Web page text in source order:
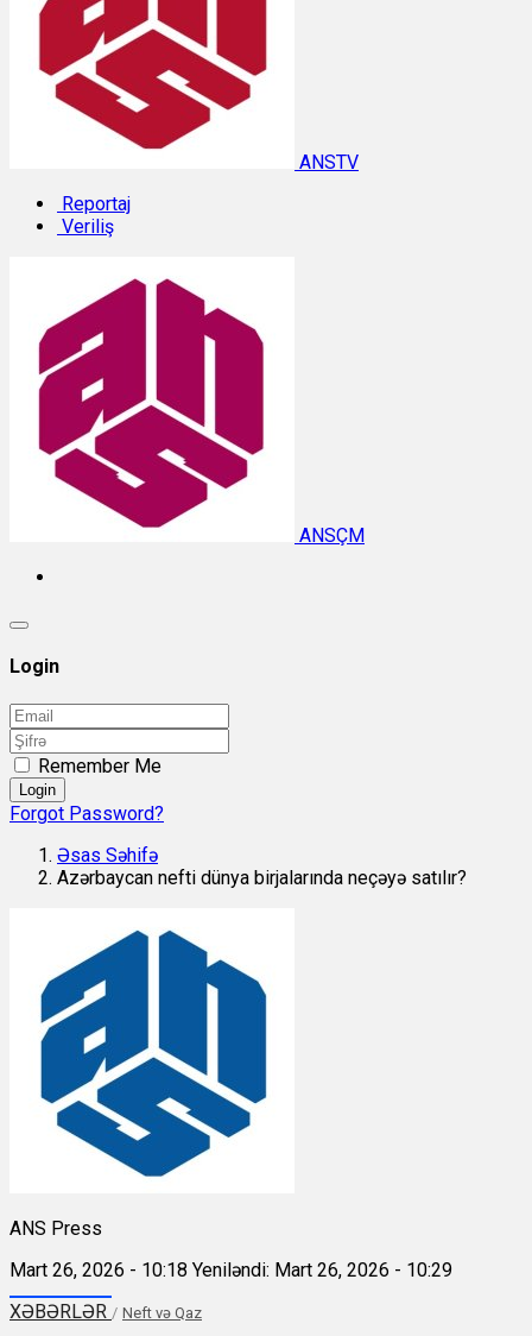
ANSTV
Reportaj
Veriliş
ANSÇM
Login
Remember Me
Login
Forgot Password?
Əsas Səhifə
Azərbaycan nefti dünya birjalarında neçəyə satılır?
ANS Press
Mart 26, 2026 - 10:18 Yeniləndi: Mart 26, 2026 - 10:29
XƏBƏRLƏR / Neft və Qaz